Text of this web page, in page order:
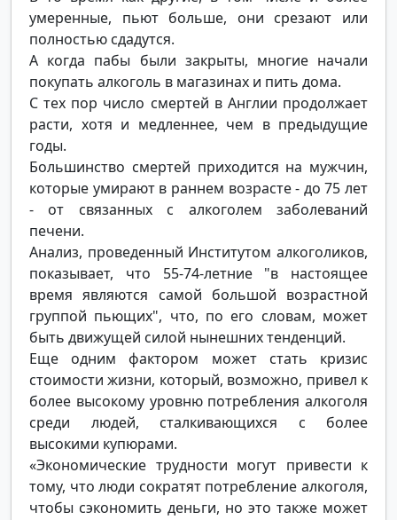
умеренные, пьют больше, они срезают или
полностью сдадутся.
А когда пабы были закрыты, многие начали
покупать алкоголь в магазинах и пить дома.
С тех пор число смертей в Англии продолжает
расти, хотя и медленнее, чем в предыдущие
годы.
Большинство смертей приходится на мужчин,
которые умирают в раннем возрасте - до 75 лет
- от связанных с алкоголем заболеваний
печени.
Анализ, проведенный Институтом алкоголиков,
показывает, что 55-74-летние "в настоящее
время являются самой большой возрастной
группой пьющих", что, по его словам, может
быть движущей силой нынешних тенденций.
Еще одним фактором может стать кризис
стоимости жизни, который, возможно, привел к
более высокому уровню потребления алкоголя
среди людей, сталкивающихся с более
высокими купюрами.
«Экономические трудности могут привести к
тому, что люди сократят потребление алкоголя,
чтобы сэкономить деньги, но это также может